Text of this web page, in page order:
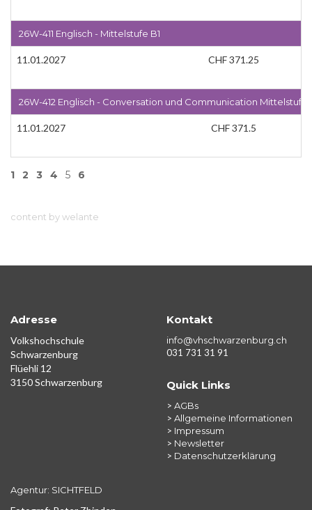
26W-411 Englisch - Mittelstufe B1
11.01.2027 CHF 371.25
26W-412 Englisch - Conversation und Communication Mittelstufe
11.01.2027 CHF 371.5
1 2 3 4 5 6
content by welante
Adresse
Volkshochschule
Schwarzenburg
Flüehli 12
3150 Schwarzenburg
Kontakt
info@vhschwarzenburg.ch
031 731 31 91
Quick Links
> AGBs
> Allgemeine Informationen
> Impressum
> Newsletter
> Datenschutzerklärung
Agentur: SICHTFELD